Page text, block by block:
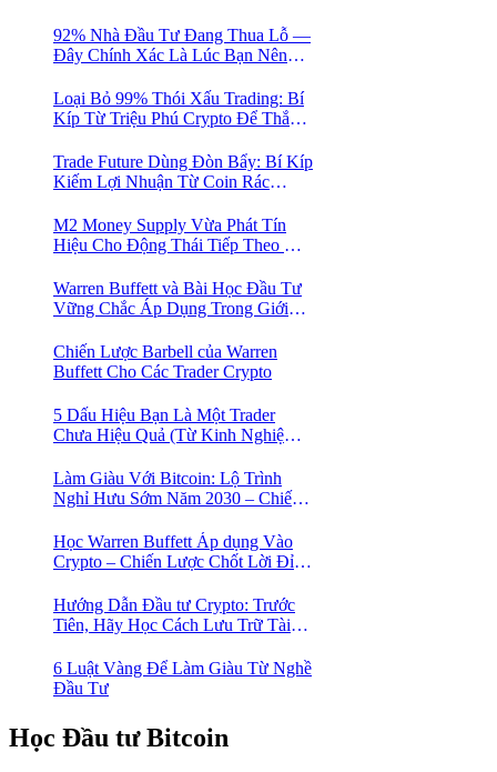
92% Nhà Đầu Tư Đang Thua Lỗ —
Đây Chính Xác Là Lúc Bạn Nên
Loại Bỏ 99% Thói Xấu Trading: Bí
Kíp Từ Triệu Phú Crypto Để Thắng
Trade Future Dùng Đòn Bẩy: Bí Kíp
Kiếm Lợi Nhuận Từ Coin Rác
Bán Khống
M2 Money Supply Vừa Phát Tín
Hiệu Cho Động Thái Tiếp Theo Của
Trader Đang Bỏ Lỡ! 🚀
Warren Buffett và Bài Học Đầu Tư
Vững Chắc Áp Dụng Trong Giới
Chiến Lược Barbell của Warren
Buffett Cho Các Trader Crypto
5 Dấu Hiệu Bạn Là Một Trader
Chưa Hiệu Quả (Từ Kinh Nghiệm
Làm Giàu Với Bitcoin: Lộ Trình
Nghỉ Hưu Sớm Năm 2030 – Chiến
Học Warren Buffett Áp dụng Vào
Crypto – Chiến Lược Chốt Lời Đỉnh
Hướng Dẫn Đầu tư Crypto: Trước
Tiên, Hãy Học Cách Lưu Trữ Tài
6 Luật Vàng Để Làm Giàu Từ Nghề
Đầu Tư
Học Đầu tư Bitcoin